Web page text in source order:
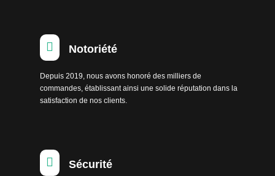
 Notoriété
Depuis 2019, nous avons honoré des milliers de
commandes, établissant ainsi une solide réputation dans la
satisfaction de nos clients.
 Sécurité